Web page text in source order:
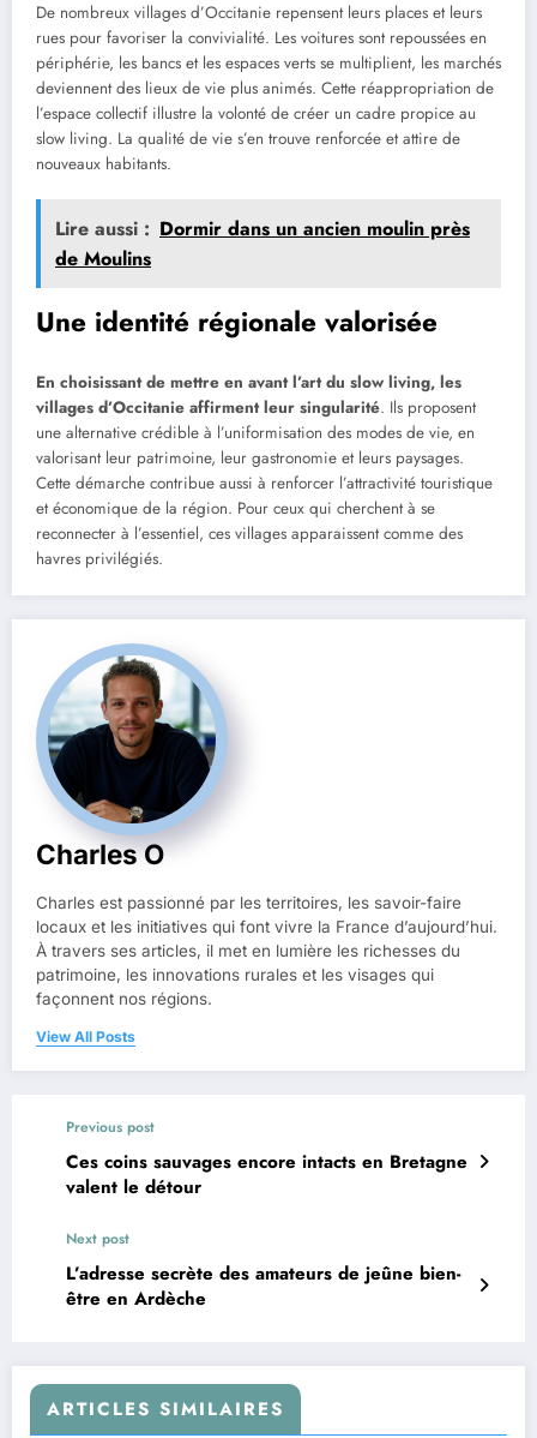
De nombreux villages d’Occitanie repensent leurs places et leurs
rues pour favoriser la convivialité. Les voitures sont repoussées en
périphérie, les bancs et les espaces verts se multiplient, les marchés
deviennent des lieux de vie plus animés. Cette réappropriation de
l’espace collectif illustre la volonté de créer un cadre propice au
slow living. La qualité de vie s’en trouve renforcée et attire de
nouveaux habitants.
Lire aussi : Dormir dans un ancien moulin près
de Moulins
Une identité régionale valorisée
En choisissant de mettre en avant l’art du slow living, les
villages d’Occitanie affirment leur singularité. Ils proposent
une alternative crédible à l’uniformisation des modes de vie, en
valorisant leur patrimoine, leur gastronomie et leurs paysages.
Cette démarche contribue aussi à renforcer l’attractivité touristique
et économique de la région. Pour ceux qui cherchent à se
reconnecter à l’essentiel, ces villages apparaissent comme des
havres privilégiés.
Charles O
Charles est passionné par les territoires, les savoir-faire
locaux et les initiatives qui font vivre la France d’aujourd’hui.
À travers ses articles, il met en lumière les richesses du
patrimoine, les innovations rurales et les visages qui
façonnent nos régions.
View All Posts
Previous post
Ces coins sauvages encore intacts en Bretagne
valent le détour
Next post
L’adresse secrète des amateurs de jeûne bien-
être en Ardèche
ARTICLES SIMILAIRES